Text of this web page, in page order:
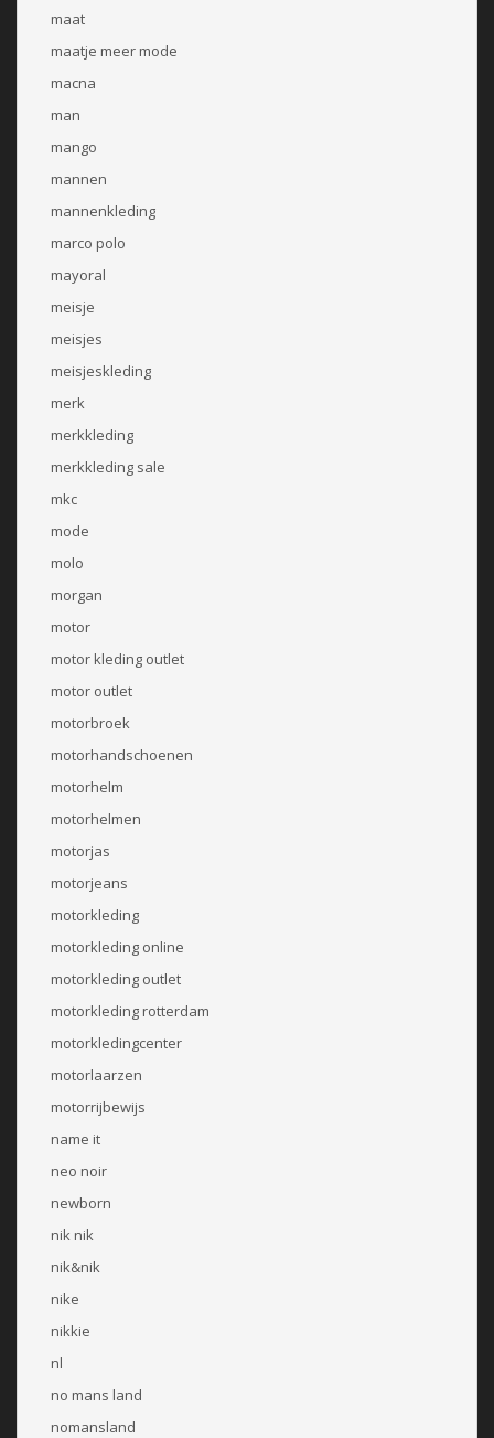
maat
maatje meer mode
macna
man
mango
mannen
mannenkleding
marco polo
mayoral
meisje
meisjes
meisjeskleding
merk
merkkleding
merkkleding sale
mkc
mode
molo
morgan
motor
motor kleding outlet
motor outlet
motorbroek
motorhandschoenen
motorhelm
motorhelmen
motorjas
motorjeans
motorkleding
motorkleding online
motorkleding outlet
motorkleding rotterdam
motorkledingcenter
motorlaarzen
motorrijbewijs
name it
neo noir
newborn
nik nik
nik&nik
nike
nikkie
nl
no mans land
nomansland